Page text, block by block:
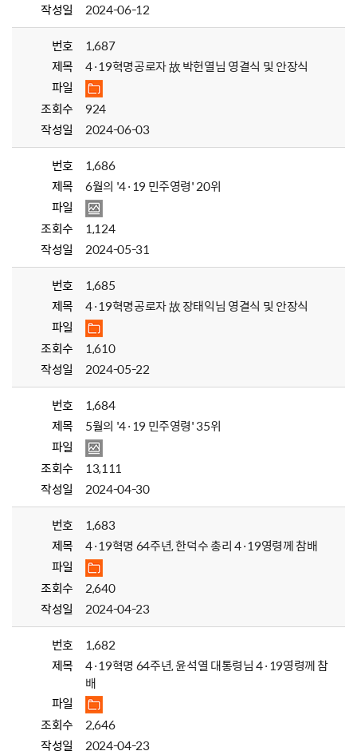
작성일
2024-06-12
번호
1,687
제목
4·19혁명공로자 故 박헌열님 영결식 및 안장식
파일
조회수
924
작성일
2024-06-03
번호
1,686
제목
6월의 '4·19 민주영령' 20위
파일
조회수
1,124
작성일
2024-05-31
번호
1,685
제목
4·19혁명공로자 故 장태익님 영결식 및 안장식
파일
조회수
1,610
작성일
2024-05-22
번호
1,684
제목
5월의 '4·19 민주영령' 35위
파일
조회수
13,111
작성일
2024-04-30
번호
1,683
제목
4·19혁명 64주년, 한덕수 총리 4·19영령께 참배
파일
조회수
2,640
작성일
2024-04-23
번호
1,682
제목
4·19혁명 64주년, 윤석열 대통령님 4·19영령께 참
배
파일
조회수
2,646
작성일
2024-04-23